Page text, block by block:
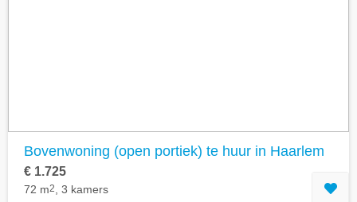
Bovenwoning (open portiek) te huur in Haarlem
€ 1.725
72 m2 , 3 kamers